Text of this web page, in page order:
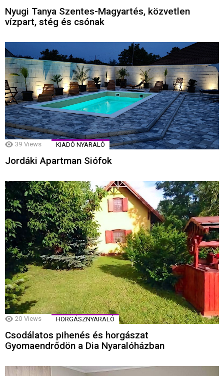
Nyugi Tanya Szentes-Magyartés, közvetlen
vízpart, stég és csónak
39 Views KIADÓ NYARALÓ
Jordáki Apartman Siófok
20 Views HORGÁSZNYARALÓ
Csodálatos pihenés és horgászat
Gyomaendrődön a Dia Nyaralóházban